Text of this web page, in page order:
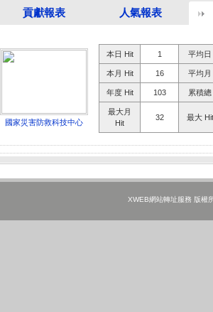
貢獻報表 人氣報表
國家災害防救科技中心
本日 Hit 1 平均日
本月 Hit 16 平均月
年度 Hit 103 累積總
最大月
Hit
32 最大
XWEB網站轉址服務 版權